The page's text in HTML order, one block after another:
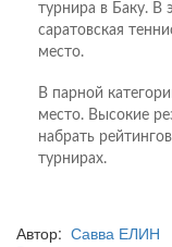
турнира в Баку. В
саратовская
место.
В парной
место. Высокие
набрать
турнирах.
Автор: Савва ЕЛИН